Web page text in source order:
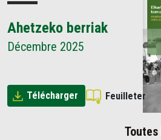
Ahetzeko berriak
Décembre 2025
Télécharger Feuilleter